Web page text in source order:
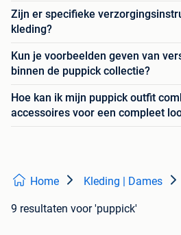
Zijn er specifieke
kleding?
Kun je voorbeelden geven van
binnen de puppick collectie?
Hoe kan ik mijn puppick outfit
accessoires voor een compleet
Home Kleding | Dames
9 resultaten voor 'puppick'